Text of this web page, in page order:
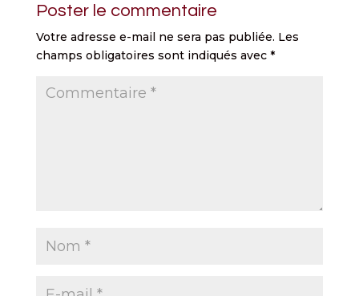
Poster le commentaire
Votre adresse e-mail ne sera pas publiée. Les
champs obligatoires sont indiqués avec *